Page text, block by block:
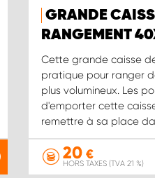
GRANDE
RANGEMENT
Cette grande caisse
pratique pour ranger
plus volumineux. Les
d'emporter cette
remettre à sa place
20 €
HORS TAXES (TVA 21 %)